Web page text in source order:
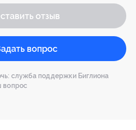
отзыв
вопрос
служба поддержки Биглиона
вопрос